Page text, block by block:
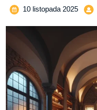
10 listopada 202510
2025